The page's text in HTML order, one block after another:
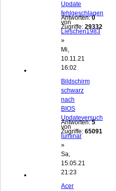
Update
fehlgeschlagen
von
Lieschen1983
»
Mi,
10.11.21
16:02
Antworten:0
Zugriffe: 29332
Bildschirm
schwarz
nach
BIOS
Updateversuch
von
luminar
»
Sa,
15.05.21
21:23
Antworten:5
Zugriffe: 65091
Acer